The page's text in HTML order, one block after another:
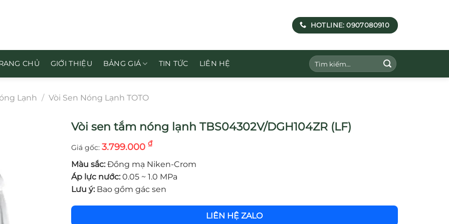
HOTLINE: 0907080910
CHỦ GIỚI THIỆU BẢNG GIÁ TIN TỨC LIÊN HỆ
Tìm
kiếm:
Lạnh / Vòi Sen Nóng Lạnh TOTO
Vòi sen tắm nóng lạnh TBS04302V/DGH104ZR (LF)
3.799.000 ₫
Màu sắc:Đồng mạ Niken-Crom
Áp lực nước:0.05 ~ 1.0 MPa
Lưu ý:Bao gồm gác sen
LIÊN HỆ ZALO